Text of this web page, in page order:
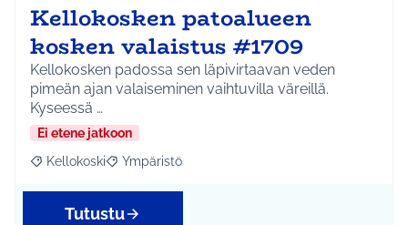
Kellokosken patoalueen
kosken valaistus #1709
Kellokosken padossa sen läpivirtaavan veden
pimeän ajan valaiseminen vaihtuvilla väreillä.
Kyseessä …
Ei etene jatkoon
Rajaa tulokset aihepiirin mukaan: Kellokoski
Kellokoski Rajaa tulokset teeman mukaan: Ympäristö
Ympäristö
Tutustu